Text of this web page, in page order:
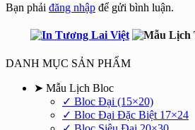
Bạn phải đăng nhập để gửi bình luận.
DANH MỤC SẢN PHẨM
➤ Mẫu Lịch Bloc
✓ Bloc Đại (15×20)
✓ Bloc Đại Đặc Biệt 17×24